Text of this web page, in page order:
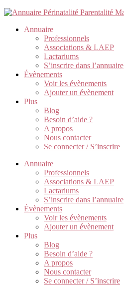
Annuaire
Professionnels
Associations & LAEP
Lactariums
S’inscrire dans l’annuaire
Évènements
Voir les évènements
Ajouter un évènement
Plus
Blog
Besoin d’aide ?
A propos
Nous contacter
Se connecter / S’inscrire
Annuaire
Professionnels
Associations & LAEP
Lactariums
S’inscrire dans l’annuaire
Évènements
Voir les évènements
Ajouter un évènement
Plus
Blog
Besoin d’aide ?
A propos
Nous contacter
Se connecter / S’inscrire